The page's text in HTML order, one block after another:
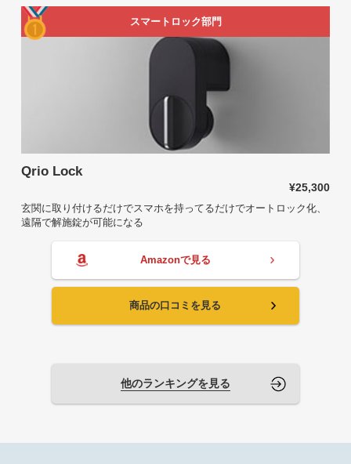
スマートロック部門
Qrio Lock
¥25,300
玄関に取り付けるだけでスマホを持ってるだけでオートロック化、
遠隔で解施錠が可能になる
Amazonで見る
商品の口コミを見る
他のランキングを見る